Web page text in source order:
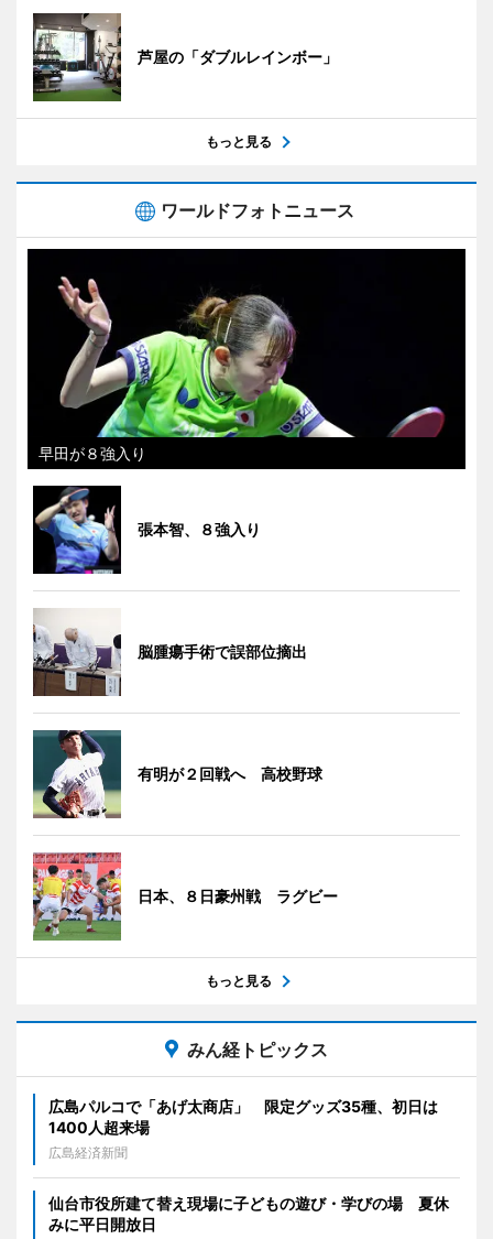
芦屋の「ダブルレインボー」
もっと見る
ワールドフォトニュース
早田が８強入り
張本智、８強入り
脳腫瘍手術で誤部位摘出
有明が２回戦へ 高校野球
日本、８日豪州戦 ラグビー
もっと見る
みん経トピックス
広島パルコで「あげ太商店」 限定グッズ35種、初日は
1400人超来場
広島経済新聞
仙台市役所建て替え現場に子どもの遊び・学びの場 夏休
みに平日開放日